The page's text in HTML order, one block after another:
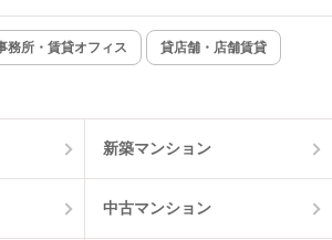
インターネット無料
物件一覧に反映
務所・賃貸オフィス 貸店舗・店舗賃貸
新築マンション
中古マンション